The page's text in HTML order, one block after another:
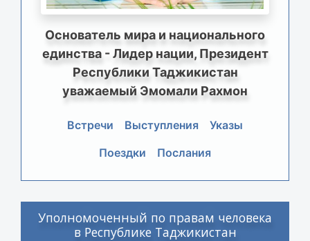
Основатель мира и национального
единства - Лидер нации, Президент
Республики Таджикистан
уважаемый Эмомали Рахмон
Встречи Выступления
Указы
Поездки
Послания
Уполномоченный по правам человека
в Республике Таджикистан